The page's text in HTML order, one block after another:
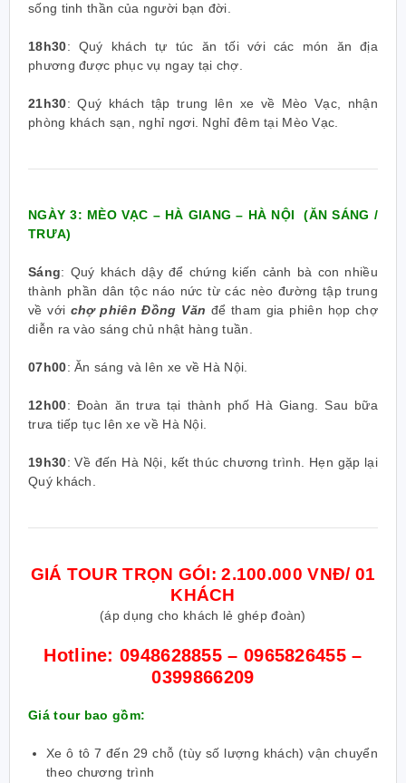
sống tinh thần của người bạn đời.
18h30: Quý khách tự túc ăn tối với các món ăn địa
phương được phục vụ ngay tại chợ.
21h30: Quý khách tập trung lên xe về Mèo Vạc, nhận
phòng khách sạn, nghỉ ngơi. Nghỉ đêm tại Mèo Vạc.
NGÀY 3: MÈO VẠC – HÀ GIANG – HÀ NỘI
(ĂN SÁNG /
TRƯA)
Sáng: Quý khách dậy để chứng kiến cảnh bà con nhiều
thành phần dân tộc náo nức từ các nèo đường tập trung
về với chợ phiên Đồng Văn để tham gia phiên họp chợ
diễn ra vào sáng chủ nhật hàng tuần.
07h00: Ăn sáng và lên xe về Hà Nội.
12h00: Đoàn ăn trưa tại thành phố Hà Giang. Sau bữa
trưa tiếp tục lên xe về Hà Nội.
19h30: Về đến Hà Nội, kết thúc chương trình. Hẹn gặp lại
Quý khách.
GIÁ TOUR TRỌN GÓI: 2.100.000 VNĐ/ 01
KHÁCH
(áp dụng cho khách lẻ ghép đoàn)
Hotline:0948628855 – 0965826455 –
0399866209
Giá tour bao gồm:
Xe ô tô 7 đến 29 chỗ (tùy số lượng khách) vận chuyển
theo chương trình